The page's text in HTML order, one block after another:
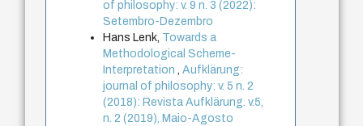
of philosophy: v. 9 n. 3 (2022):
Setembro-Dezembro
Hans Lenk, Towards a
Methodological Scheme-
Interpretation,Aufklärung:
journal of philosophy: v. 5 n. 2
(2018): Revista Aufklärung. v.5,
n. 2 (2019), Maio-Agosto